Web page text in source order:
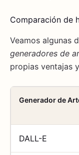
Comparación de
Veamos algunas
generadores de
propias ventajas
Generador de
DALL-E